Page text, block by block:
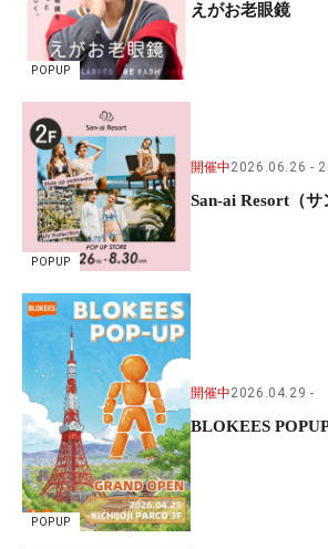
POPUP
えがお老眼鏡
POPUP
開催中2026.06.26
San-ai Resort（サ
POPUP
開催中2026.04.29
BLOKEES